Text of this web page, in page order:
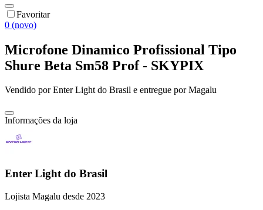
Favoritar
0 (novo)
Microfone Dinamico Profissional Tipo
Shure Beta Sm58 Prof - SKYPIX
Vendido porEnter Light do Brasil e entregue por Magalu
Informações da loja
Enter Light do Brasil
Lojista Magalu desde 2023